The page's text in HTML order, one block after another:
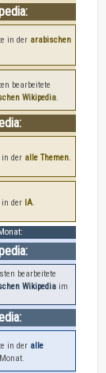
in der arabischen
bearbeitete
Wikipedia.
in der alle Themen
in der IA
bearbeitete
Wikipedia im
in der alle